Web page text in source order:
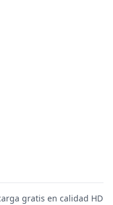
gratis en calidad HD